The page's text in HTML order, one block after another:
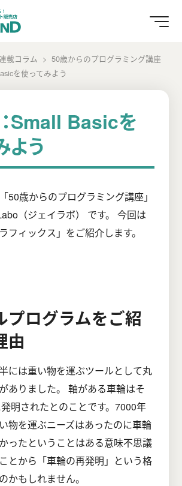
載コラム
50歳からのプログラミング講座
を使ってみよう
Small Basicを
よう
50歳からのプログラミング講座」
（ジェイラボ） です。 今回は
フィックス」をご紹介します。
プログラムをご紹
由
には重い物を運ぶツールとして丸
ありました。 軸がある車輪はそ
明されたとのことです。7000年
物を運ぶニーズはあったのに車輪
ったということはある意味不思議
とから「車輪の再発明」という格
かもしれません。